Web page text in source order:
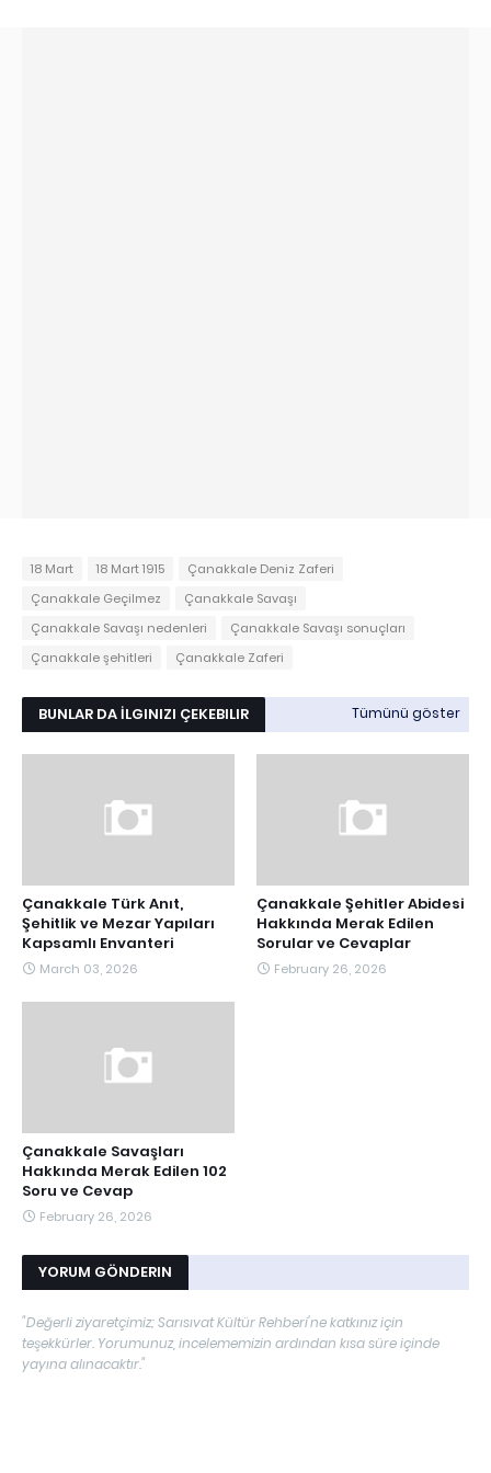
18 Mart 18 Mart 1915
Çanakkale Deniz Zaferi
Çanakkale Geçilmez
Çanakkale Savaşı
Çanakkale Savaşı nedenleri
Çanakkale Savaşı sonuçları
Çanakkale şehitleri
Çanakkale Zaferi
BUNLAR DA İLGINIZI ÇEKEBILIR Tümünü göster
Çanakkale Türk Anıt,
Şehitlik ve Mezar Yapıları
Kapsamlı Envanteri
March 03, 2026
Çanakkale Şehitler Abidesi
Hakkında Merak Edilen
Sorular ve Cevaplar
February 26, 2026
Çanakkale Savaşları
Hakkında Merak Edilen 102
Soru ve Cevap
February 26, 2026
YORUM GÖNDERIN
"Değerli ziyaretçimiz; Sarısıvat Kültür Rehberi'ne katkınız için
teşekkürler. Yorumunuz, incelememizin ardından kısa süre içinde
yayına alınacaktır."